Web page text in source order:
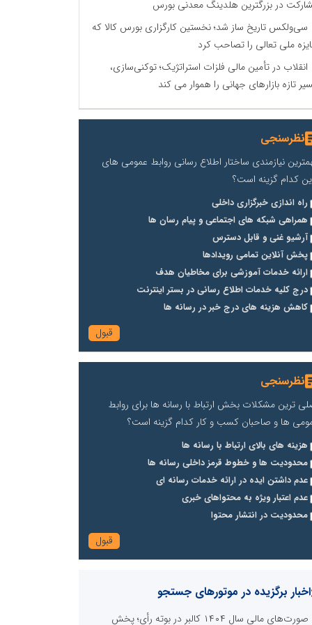
در بزرگترین هلدینگ معدنی بورس
سی‌ولکس تاریخ ساز شد؛ نخستین کارگزاری بورس کالا که
ملی تعالی را تصاحب کرد
انقلاب در تأمین مالی فلزات استراتژیک؛ توکنی‌سازی،
تازه بازارهای جهانی را هموار می کند
نظرسنجی
نیازمندی ساختار اطلاع رسانی روابط عمومی های
کدام گزینه است؟
راه اندازی خبرگزاری داخلی
همراهی شبکه های اجتماعی و پیام رسان ها
آرشیو غنی و قابل دسترس
پخش آنلاین تمامی رویدادها
ارائه خدمات آموزشی برای مخاطیان هدف
درج کلیه خدمات اطلاع رسانی در بستر اینترنت
کاهش هزینه های درج خبر در رسانه ها
نظرسنجی
ترین مشکلات بخش ارتباط با رسانه ها برای روابط
ها و صاحبان کسب و کار کدام گزینه است؟
هزینه های بالای ارتباط با رسانه ها
محدودیت ها و خطوط قرمز داخلی رسانه ها
عدم داشتن ایده در ارائه خدمات رسانه ای
عدم اعتبار ویژه به محتواهای خبری
محدودیت در انتشار محتوا
اخبار برگزیده در موتورهای جستجو
صورت‌های مالی سال ۱۴۰۴ کالبر در بوته رأی؛ پخش